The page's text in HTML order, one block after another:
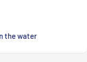
the water